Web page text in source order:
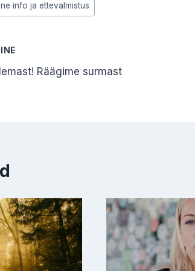
info ja ettevalmistus
Räägime surmast